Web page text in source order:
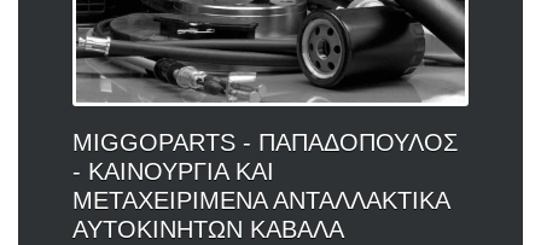
MIGGOPARTS - ΠΑΠΑΔΟΠΟΥΛΟΣ
- ΚΑΙΝΟΥΡΓΙΑ ΚΑΙ
ΜΕΤΑΧΕΙΡΙΜΕΝΑ ΑΝΤΑΛΛΑΚΤΙΚΑ
ΑΥΤΟΚΙΝΗΤΩΝ ΚΑΒΑΛΑ